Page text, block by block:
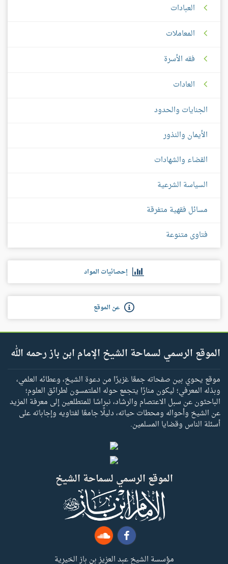
العبادات
المعاملات
فقه الأسرة
العادات
الجنايات والحدود
الأيمان والنذور
القضاء والشهادات
السياسة الشرعية
مسائل فقهية متفرقة
فتاوى متنوعة
إحصائيات المواد
عن الموقع
الموقع الرسمي لسماحة الشيخ الإمام ابن باز رحمه الله
موقع يحوي بين صفحاته جمعًا غزيرًا من دعوة الشيخ، وعطائه العلمي،
وبذله المعرفي؛ ليكون منارًا يتجمع حوله الملتمسون لطرائق العلوم؛
الباحثون عن سبل الاعتصام والرشاد، نبراسًا للمتطلعين إلى معرفة المزيد
عن الشيخ وأحواله ومحطات حياته، دليلًا جامعًا لفتاويه وإجاباته على
أسئلة الناس وقضايا المسلمين.
الموقع الرسمي لسماحة الشيخ
مؤسسة الشيخ عبد العزيز بن باز الخيرية